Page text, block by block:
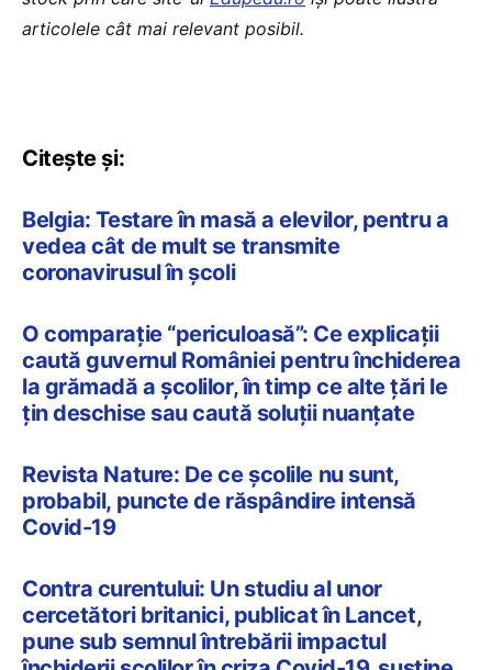
articolele cât mai relevant posibil.
Citește și:
Belgia: Testare în masă a elevilor, pentru a
vedea cât de mult se transmite
coronavirusul în școli
O comparație “periculoasă”: Ce explicații
caută guvernul României pentru închiderea
la grămadă a școlilor, în timp ce alte țări le
țin deschise sau caută soluții nuanțate
Revista Nature: De ce școlile nu sunt,
probabil, puncte de răspândire intensă
Covid-19
Contra curentului: Un studiu al unor
cercetători britanici, publicat în Lancet,
pune sub semnul întrebării impactul